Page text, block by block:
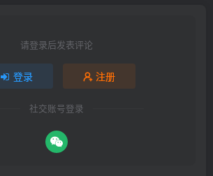
请登录后发表评论
登录 注册
社交账号登录